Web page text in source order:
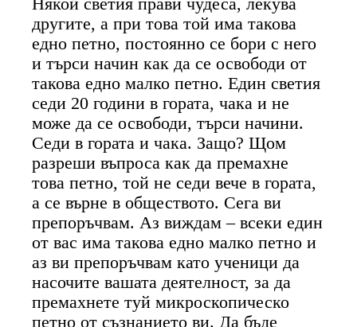
Някой светия прави чудеса, лекува
другите, а при това той има такова
едно петно, постоянно се бори с него
и търси начин как да се освободи от
такова едно малко петно. Един светия
седи 20 години в гората, чака и не
може да се освободи, търси начини.
Седи в гората и чака. Защо? Щом
разреши въпроса как да премахне
това петно, той не седи вече в гората,
а се върне в обществото. Сега ви
препоръчвам. Аз виждам – всеки един
от вас има такова едно малко петно и
аз ви препоръчвам като ученици да
насочите вашата деятелност, за да
премахнете туй микроскопическо
петно от съзнанието ви. Да бъде